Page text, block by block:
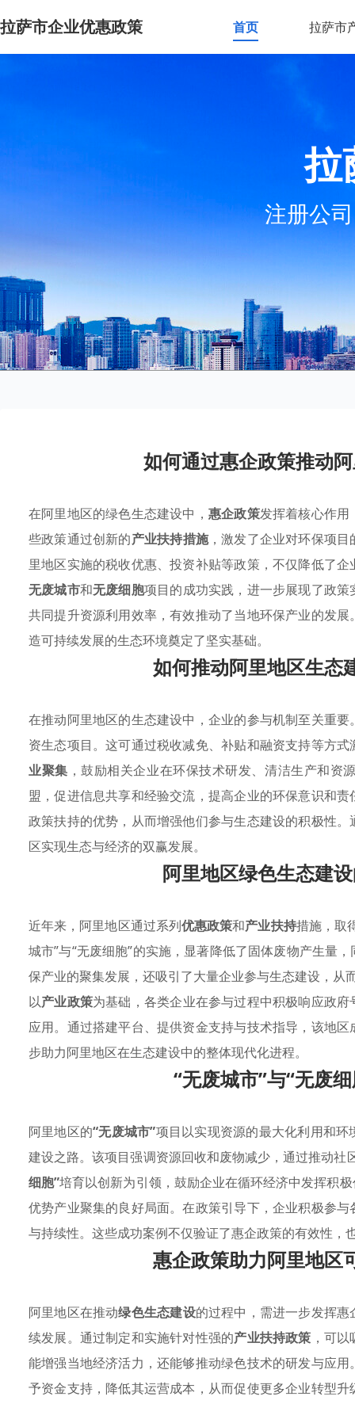
拉萨市企业优惠政策 首页 拉萨市
拉
注册公
如何通过惠企政策推动
在阿里地区的绿色生态建设中， 惠企政策发挥着核心作用
些政策通过创新的产业扶持措施，激发了企业对环保项
里地区实施的税收优惠、投资补贴等政策，不仅降低了
无废城市和无废细胞项目的成功实践，进一步展现了政
共同提升资源利用效率，有效推动了当地环保产业的发
造可持续发展的生态环境奠定了坚实基础。
如何推动阿里地区生态
在推动阿里地区的生态建设中，企业的参与机制至关重
资生态项目。这可通过税收减免、补贴和融资支持等方
业聚集 ，鼓励相关企业在环保技术研发、清洁生产和
盟，促进信息共享和经验交流，提高企业的环保意识和
政策扶持的优势，从而增强他们参与生态建设的积极性
区实现生态与经济的双赢发展。
阿里地区绿色生态建
近年来，阿里地区通过系列优惠政策和产业扶持措施，取
城市”与“无废细胞”的实施，显著降低了固体废物产生量
保产业的聚集发展，还吸引了大量企业参与生态建设，从
以产业政策为基础，各类企业在参与过程中积极响应政
应用。通过搭建平台、提供资金支持与技术指导，该地
步助力阿里地区在生态建设中的整体现代化进程。
“无废城市”与“无废
阿里地区的“无废城市”项目以实现资源的最大化利用和
建设之路。该项目强调资源回收和废物减少，通过推动
细胞”培育以创新为引领，鼓励企业在循环经济中发挥积
优势产业聚集的良好局面。在政策引导下，企业积极参
与持续性。这些成功案例不仅验证了惠企政策的有效性
惠企政策助力阿里地区
阿里地区在推动绿色生态建设的过程中，需进一步发挥
续发展。通过制定和实施针对性强的产业扶持政策 ，可
能增强当地经济活力，还能够推动绿色技术的研发与应
予资金支持，降低其运营成本，从而促使更多企业转型